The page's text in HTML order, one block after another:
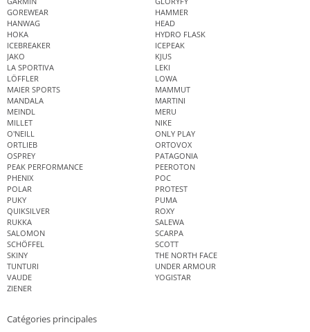
GOREWEAR
HAMMER
HANWAG
HEAD
HOKA
HYDRO FLASK
ICEBREAKER
ICEPEAK
JAKO
KJUS
LA SPORTIVA
LEKI
LÖFFLER
LOWA
MAIER SPORTS
MAMMUT
MANDALA
MARTINI
MEINDL
MERU
MILLET
NIKE
O'NEILL
ONLY PLAY
ORTLIEB
ORTOVOX
OSPREY
PATAGONIA
PEAK PERFORMANCE
PEEROTON
PHENIX
POC
POLAR
PROTEST
PUKY
PUMA
QUIKSILVER
ROXY
RUKKA
SALEWA
SALOMON
SCARPA
SCHÖFFEL
SCOTT
SKINY
THE NORTH FACE
TUNTURI
UNDER ARMOUR
VAUDE
YOGISTAR
ZIENER
Catégories principales